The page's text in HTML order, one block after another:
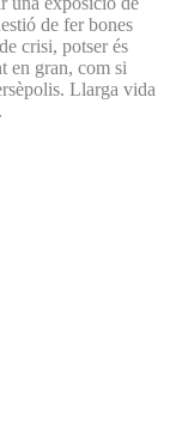
de fer bones
crisi, potser és
en gran, com si
Llarga vida